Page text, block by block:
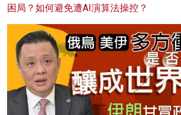
困局？如何避免遭AI演算法操控？